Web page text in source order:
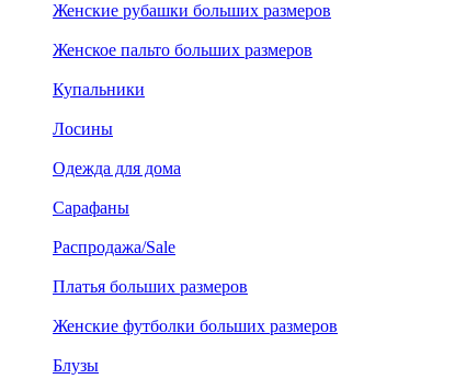
Женские рубашки больших размеров
Женское пальто больших размеров
Купальники
Лосины
Одежда для дома
Сарафаны
Распродажа/Sale
Платья больших размеров
Женские футболки больших размеров
Блузы